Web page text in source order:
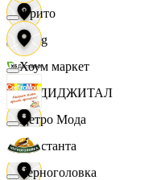
string
X5 ДИДЖИТАЛ
Константа
Фрито
Хоум маркет
Цетро Мода
Черноголовка